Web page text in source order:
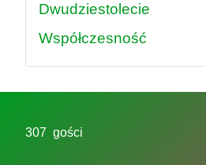
Dwudziestolecie
Współczesność
307 gości